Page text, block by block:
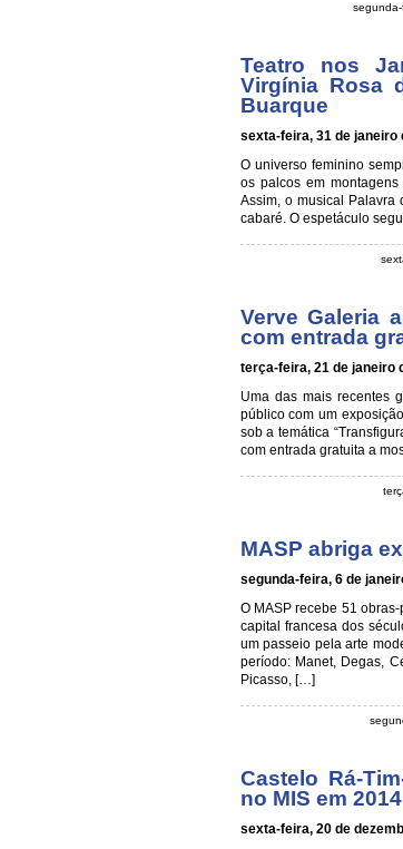
Teatro nos
Virgínia Rosa
Buarque
sexta-feira, 31 de janeiro
O universo feminino
os palcos em
Assim, o musical
cabaré. O espetáculo
Verve Galeria
com entrada
terça-feira, 21 de janeiro
Uma das mais recentes
público com um
sob a temática
com entrada gratuita a
MASP abriga
segunda-feira, 6 de
O MASP recebe 51
capital francesa dos
um passeio pela arte
período: Manet, Degas,
Picasso, […]
Castelo Rá-
no MIS em 2014
sexta-feira, 20 de